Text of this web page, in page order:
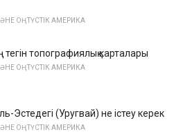
ОҢТҮСТІК АМЕРИКА
тегін топографиялық карталары
ОҢТҮСТІК АМЕРИКА
Эстедегі (Уругвай) не істеу керек
ОҢТҮСТІК АМЕРИКА